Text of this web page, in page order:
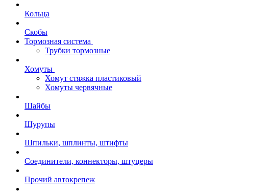
Кольца
Скобы
Тормозная система
Трубки тормозные
Хомуты
Хомут стяжка пластиковый
Хомуты червячные
Шайбы
Шурупы
Шпильки, шплинты, штифты
Соединители, коннекторы, штуцеры
Прочий автокрепеж